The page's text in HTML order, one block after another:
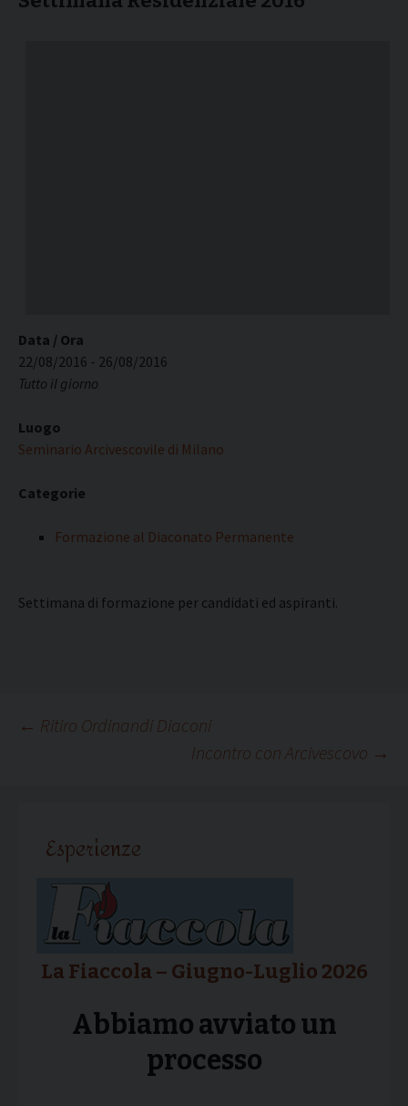
Data / Ora
22/08/2016 - 26/08/2016
Tutto il giorno
Luogo
Seminario Arcivescovile di Milano
Categorie
Formazione al Diaconato Permanente
Settimana di formazione per candidati ed aspiranti.
Navigazione
← Ritiro Ordinandi Diaconi
Incontro con Arcivescovo →
Esperienze
La Fiaccola – Giugno-Luglio 2026
Abbiamo avviato un
processo